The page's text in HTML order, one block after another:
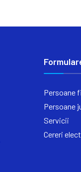
Persoane
Persoane
Servicii
Cereri